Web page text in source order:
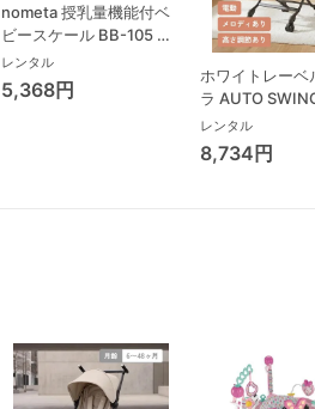
nometa 授乳量機能付ベ
ビースケール BB-105 タ
ニタ(TANITA) ベビースケ
ール・体重計
レンタル
5,368円
ホワイトレーベ
ラ AUTO
Long スリープ
コンビ(Combi)
チェア・ベビー
レンタル
8,734円